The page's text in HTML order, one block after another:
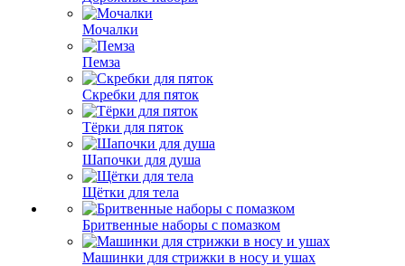
Мочалки
Пемза
Скребки для пяток
Тёрки для пяток
Шапочки для душа
Щётки для тела
Бритвенные наборы с помазком
Машинки для стрижки в носу и ушах